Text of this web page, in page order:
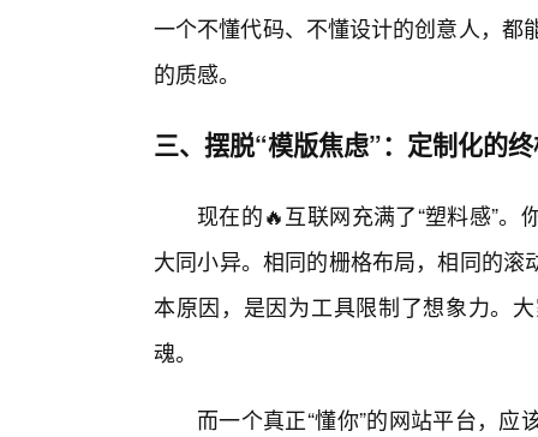
一个不懂代码、不懂设计的创意人，
的质感。
三、摆脱“模版焦虑”：定制化的
现在的🔥互联网充满了“塑料感”
大同小异。相同的栅格布局，相同的
本原因，是因为工具限制了想象力。
魂。
而一个真正“懂你”的网站平台，